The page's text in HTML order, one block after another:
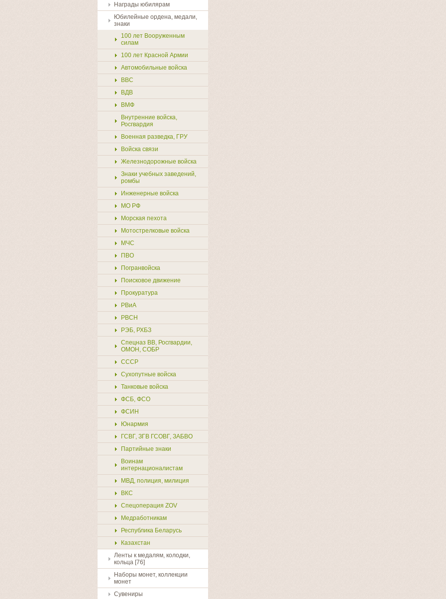
Награды юбилярам
Юбилейные ордена, медали,
знаки
100 лет Вооруженным
силам
100 лет Красной Армии
Автомобильные войска
ВВС
ВДВ
ВМФ
Внутренние войска,
Росгвардия
Военная разведка, ГРУ
Войска связи
Железнодорожные войска
Знаки учебных заведений,
ромбы
Инженерные войска
МО РФ
Морская пехота
Мотострелковые войска
МЧС
ПВО
Погранвойска
Поисковое движение
Прокуратура
РВиА
РВСН
РЭБ, РХБЗ
Спецназ ВВ, Росгвардии,
ОМОН, СОБР
СССР
Сухопутные войска
Танковые войска
ФСБ, ФСО
ФСИН
Юнармия
ГСВГ, ЗГВ ГСОВГ, ЗАБВО
Партийные знаки
Воинам
интернационалистам
МВД, полиция, милиция
ВКС
Спецоперация ZOV
Медработникам
Республика Беларусь
Казахстан
Ленты к медалям, колодки,
кольца [76]
Наборы монет, коллекции
монет
Сувениры